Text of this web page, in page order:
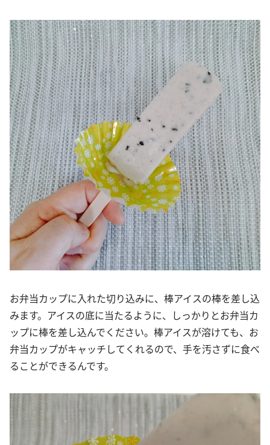
お弁当カップに入れた切り込みに、棒アイスの棒を差し込
みます。アイスの底に当たるように、しっかりとお弁当カ
ップに棒を差し込んでください。棒アイスが溶けても、お
弁当カップがキャッチしてくれるので、手を汚さずに食べ
ることができるんです。